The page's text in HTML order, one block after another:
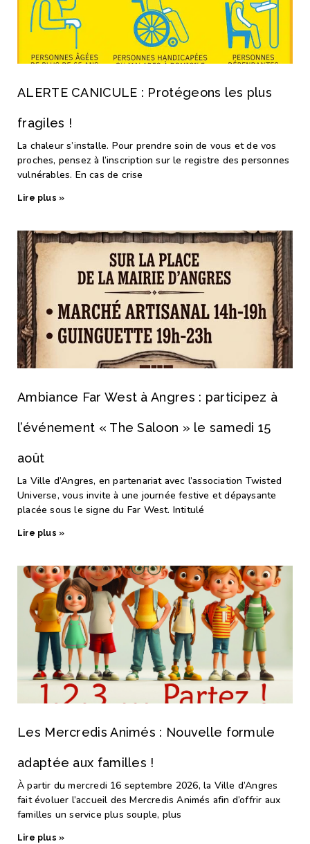
ALERTE CANICULE : Protégeons les plus
fragiles !
La chaleur s’installe. Pour prendre soin de vous et de vos
proches, pensez à l’inscription sur le registre des personnes
vulnérables. En cas de crise
Lire plus »
Ambiance Far West à Angres : participez à
l’événement « The Saloon » le samedi 15
août
La Ville d’Angres, en partenariat avec l’association Twisted
Universe, vous invite à une journée festive et dépaysante
placée sous le signe du Far West. Intitulé
Lire plus »
Les Mercredis Animés : Nouvelle formule
adaptée aux familles !
À partir du mercredi 16 septembre 2026, la Ville d’Angres
fait évoluer l’accueil des Mercredis Animés afin d’offrir aux
familles un service plus souple, plus
Lire plus »